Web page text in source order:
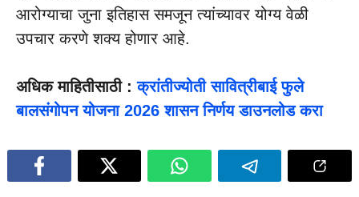
आरोग्याचा जुना इतिहास समजून त्यांच्यावर योग्य वेळी
उपचार करणे शक्य होणार आहे.
अधिक माहितीसाठी :क्रांतीज्योती सावित्रीबाई फुले
बालसंगोपन योजना 2026 शासन निर्णय डाउनलोड करा